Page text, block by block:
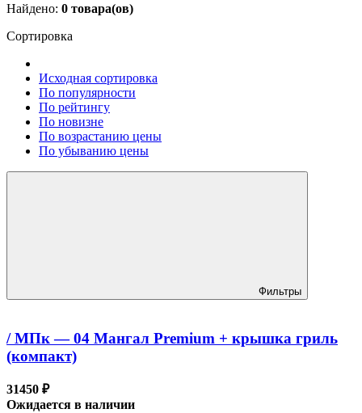
Найдено: 0 товара(ов)
Сортировка
Исходная сортировка
По популярности
По рейтингу
По новизне
По возрастанию цены
По убыванию цены
Фильтры
/ МПк — 04 Мангал Premium + крышка гриль
(компакт)
31450 ₽
Ожидается в наличии